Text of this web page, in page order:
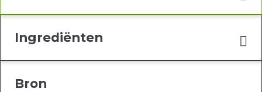
Ingrediënten
Bron